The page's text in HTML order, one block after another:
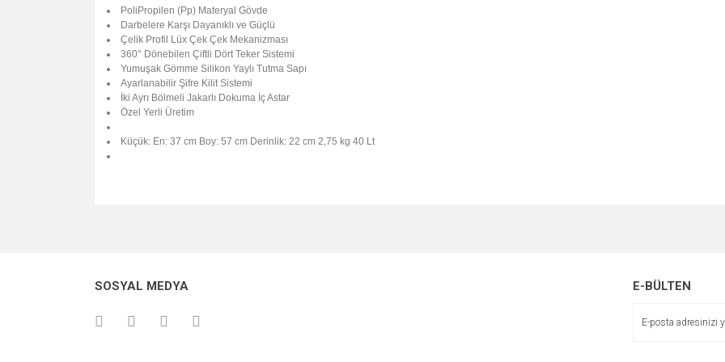
PoliPropilen (Pp) Materyal Gövde
Darbelere Karşı Dayanıklı ve Güçlü
Çelik Profil Lüx Çek Çek Mekanizması
360° Dönebilen Çiftli Dört Teker Sistemi
Yumuşak Gömme Silikon Yaylı Tutma Sapı
Ayarlanabilir Şifre Kilit Sistemi
İki Ayrı Bölmeli Jakarlı Dokuma İç Astar
Özel Yerli Üretim
Küçük: En: 37 cm Boy: 57 cm Derinlik: 22 cm 2,75 kg 40 Lt
Ürün açıklamasında eksik bilgiler bulunuyor.
SOSYAL MEDYA E-BÜLTEN